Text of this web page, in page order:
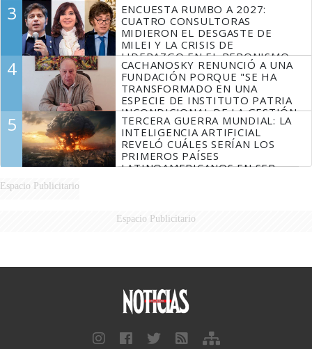
3
ENCUESTA RUMBO A 2027:
CUATRO CONSULTORAS
MIDIERON EL DESGASTE DE
MILEI Y LA CRISIS DE
LIDERAZGO EN EL PERONISMO
4
CACHANOSKY RENUNCIÓ A UNA
FUNDACIÓN PORQUE "SE HA
TRANSFORMADO EN UNA
ESPECIE DE INSTITUTO PATRIA
INCONDICIONAL DE LA GESTIÓN
DE MILEI"
5
TERCERA GUERRA MUNDIAL: LA
INTELIGENCIA ARTIFICIAL
REVELÓ CUÁLES SERÍAN LOS
PRIMEROS PAÍSES
LATINOAMERICANOS EN SER
Espacio Publicitario
Espacio Publicitario